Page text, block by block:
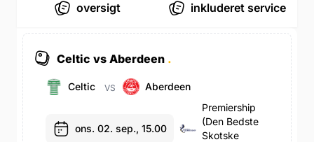
oversigt inkluderet service
Celtic vs Aberdeen .
Celtic VS Aberdeen
ons. 02. sep., 15.00
Premiership
(den Bedste
Skotske